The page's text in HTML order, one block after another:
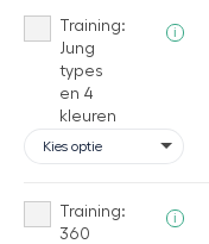
Training:
Jung
types
en 4
kleuren
i
Training:
360
i